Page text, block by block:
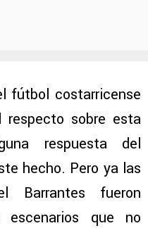
fútbol costarricense
sobre esta
respuesta del
hecho. Pero ya las
Barrantes fueron
que no